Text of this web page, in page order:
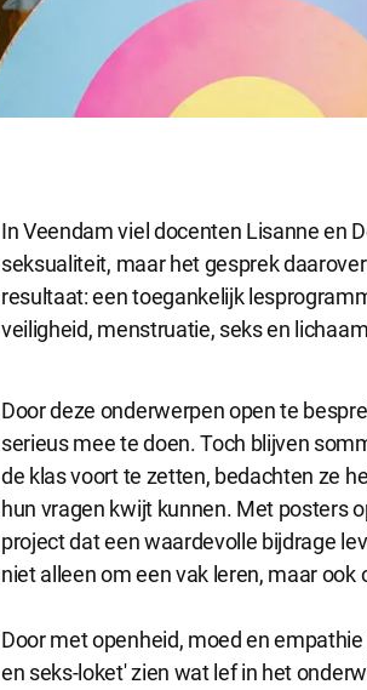
Noodzakelijke cookies
Noodzakelijke cookies zijn noodzakelijk
Functionele cookies
Functionele cookies hebben een
website goed functioneert.
Analytische cookies
kunnen wij deze website
In Veendam viel docenten Lisanne en
seksualiteit, maar het gesprek
resultaat: een toegankelijk
veiligheid, menstruatie, seks en
Door deze onderwerpen open te
serieus mee te doen. Toch blijven
de klas voort te zetten, bedachten ze
hun vragen kwijt kunnen. Met posters
project dat een waardevolle bijdrage
niet alleen om een vak leren, maar ook
Door met openheid, moed en
en seks-loket' zien wat lef in het